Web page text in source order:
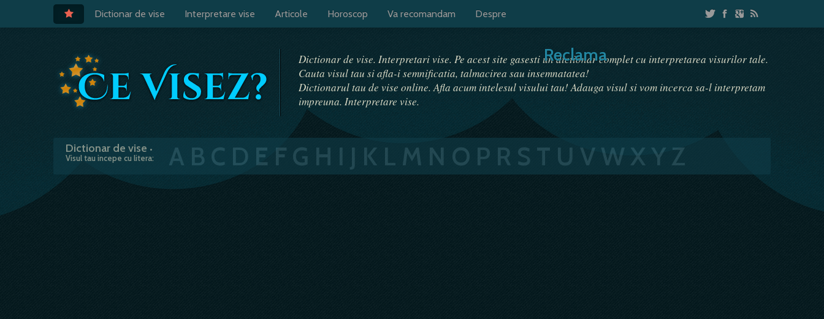
Dictionar de vise Interpretare vise Articole Horoscop Va recomandam Despre
Dictionar de vise. Interpretari vise. Pe acest site gasesti un dictionar complet cu interpretarea visurilor tale.
Cauta visul tau si afla-i semnificatia, talmacirea sau insemnatatea!
Dictionarul tau de vise online. Afla acum intelesul visului tau! Adauga visul si vom incerca sa-l interpretam
impreuna. Interpretare vise.
Dictionar de vise •
Visul tau incepe cu litera:
A B C D E F G H I J K L M N O P R S T U VW XY Z
Reclama